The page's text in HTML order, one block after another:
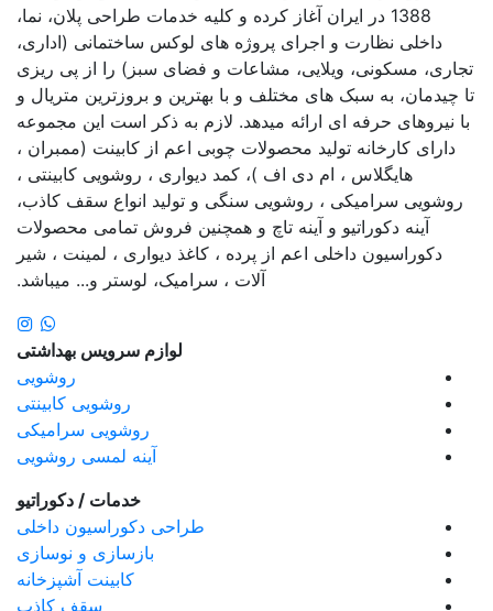
1388 در ایران آغاز کرده و کلیه خدمات طراحی پلان، نما،
داخلی نظارت و اجرای پروژه های لوکس ساختمانی (اداری،
تجاری، مسکونی، ویلایی، مشاعات و فضای سبز) را از پی ریزی
تا چیدمان، به سبک های مختلف و با بهترین و بروزترین متریال و
با نیروهای حرفه ای ارائه میدهد. لازم به ذکر است این مجموعه
دارای کارخانه تولید محصولات چوبی اعم از کابینت (ممبران ،
هایگلاس ، ام دی اف )، کمد دیواری ، روشویی کابینتی ،
روشویی سرامیکی ، روشویی سنگی و تولید انواع سقف کاذب،
آینه دکوراتیو و آینه تاچ و همچنین فروش تمامی محصولات
دکوراسیون داخلی اعم از پرده ، کاغذ دیواری ، لمینت ، شیر
آلات ، سرامیک، لوستر و... میباشد.
لوازم سرویس بهداشتی
روشویی
روشویی کابینتی
روشویی سرامیکی
آینه لمسی روشویی
خدمات / دکوراتیو
طراحی دکوراسیون داخلی
بازسازی و نوسازی
کابینت آشپزخانه
سقف کاذب